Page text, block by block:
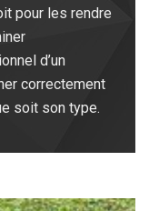
pour les rendre
d’un
correctement
soit son type.